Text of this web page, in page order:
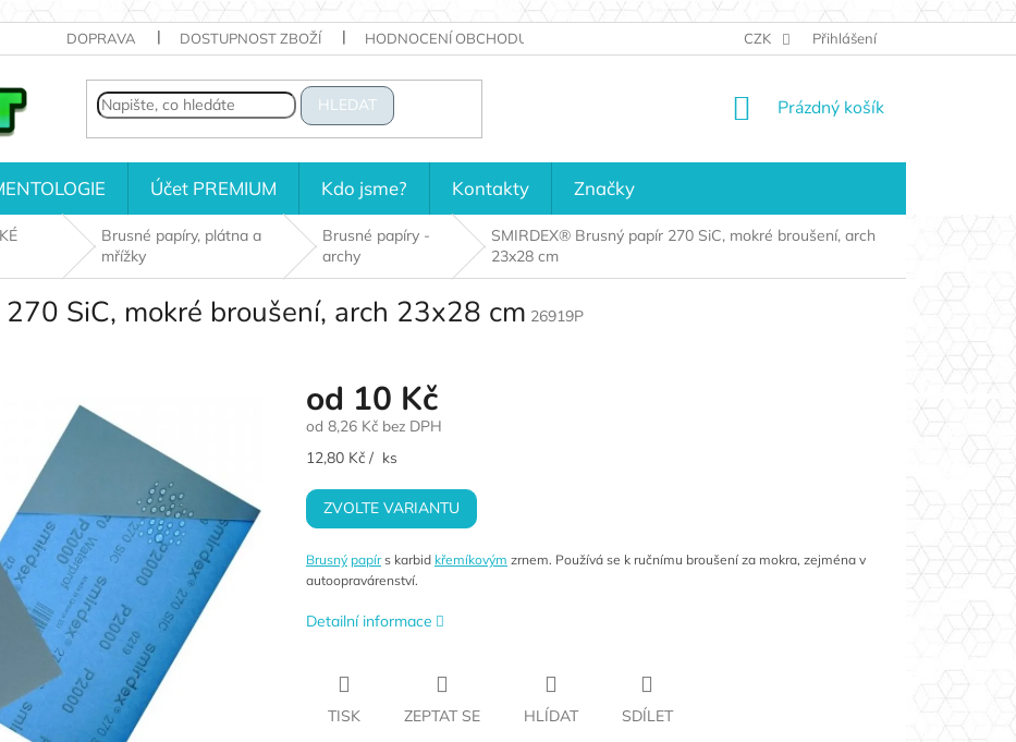
DOPRAVA DOSTUPNOST ZBOŽÍ HODNOCENÍ OBCHODU KONTAKTY KDO JSME?
CZK Přihlášení
HLEDAT
NÁKUPNÍ
Prázdný košík
Účet PREMIUM Kdo jsme? Kontakty Značky
Brusné papíry, plátna a
mřížky
Brusné papíry -
archy
SMIRDEX® Brusný papír 270 SiC, mokré broušení, arch
23x28 cm
SiC, mokré broušení, arch 23x28 cm 26919P
od 10 Kč
od 8,26 Kčbez DPH
Měrná
12,80 Kč / ks
ZVOLTE VARIANTU
Brusný papírs karbid křemíkovým zrnem. Používá se k ručnímu broušení za mokra, zejména v
autoopravárenství.
Detailní informace
TISK ZEPTAT SE HLÍDAT SDÍLET